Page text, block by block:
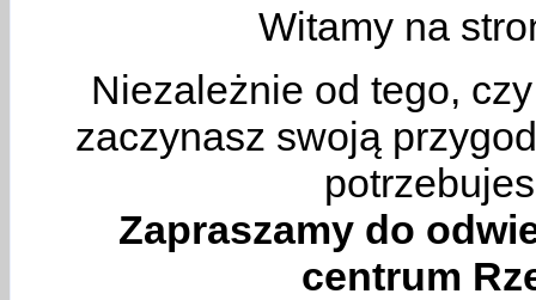
Witamy na
Niezależnie od tego,
zaczynasz swoją
Zapraszamy do
centrum